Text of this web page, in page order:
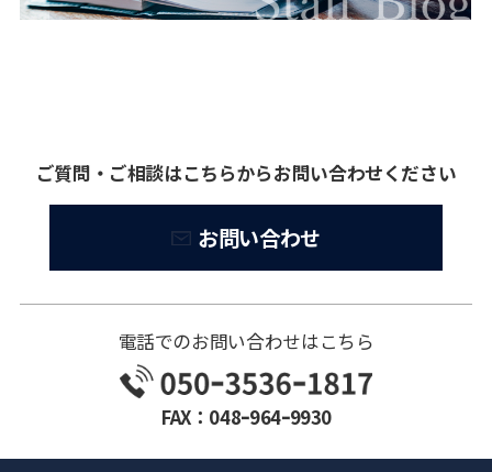
ご質問・ご相談はこちらからお問い合わせください
お問い合わせ
電話でのお問い合わせはこちら
FAX：048ｰ964ｰ9930